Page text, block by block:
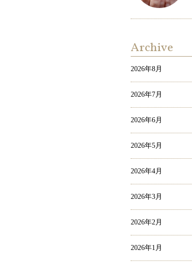
Archive
2026年8月
2026年7月
2026年6月
2026年5月
2026年4月
2026年3月
2026年2月
2026年1月